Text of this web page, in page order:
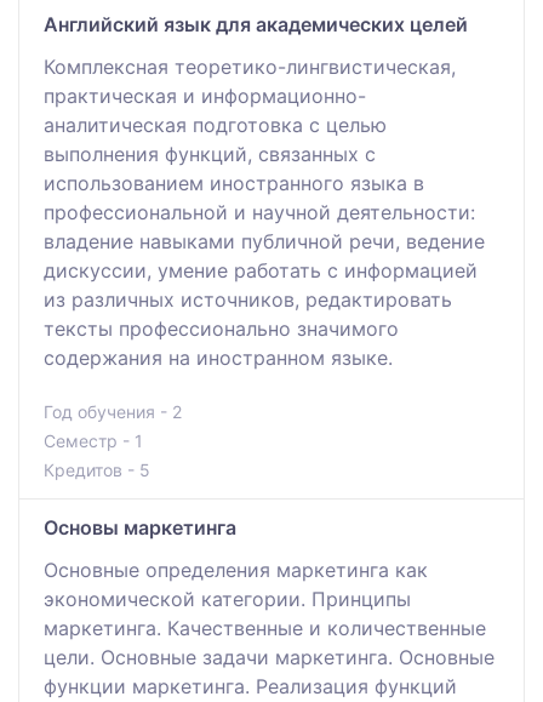
Английский язык для академических целей
Комплексная теоретико-лингвистическая,
практическая и информационно-
аналитическая подготовка с целью
выполнения функций, связанных с
использованием иностранного языка в
профессиональной и научной деятельности:
владение навыками публичной речи, ведение
дискуссии, умение работать с информацией
из различных источников, редактировать
тексты профессионально значимого
содержания на иностранном языке.
Год обучения - 2
Семестр - 1
Кредитов - 5
Основы маркетинга
Основные определения маркетинга как
экономической категории. Принципы
маркетинга. Качественные и количественные
цели. Основные задачи маркетинга. Основные
функции маркетинга. Реализация функций